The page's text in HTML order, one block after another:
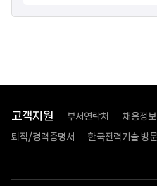
고객지원 부서연락처 채용정보
퇴직/경력증명서 한국전력기술 방